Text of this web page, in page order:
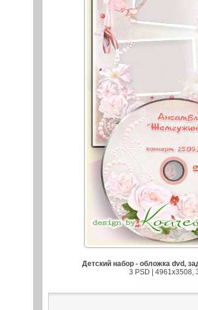
Детский набор - обложка dvd,
3 PSD | 4961x3508,